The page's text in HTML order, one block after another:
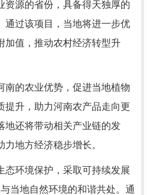
资源的省份，具备得天独厚的
通过该项目，当地将进一步优
加值，推动农村经济转型升
南的农业优势，促进当地植物
提升，助力河南农产品走向更
地还将带动相关产业链的发
地方经济稳步增长。
态环境保护，采取可持续发展
当地自然环境的和谐共处。通